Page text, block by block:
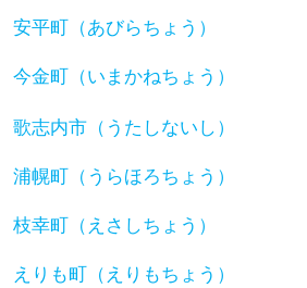
安平町（あびらちょう）
今金町（いまかねちょう）
歌志内市（うたしないし）
浦幌町（うらほろちょう）
枝幸町（えさしちょう）
えりも町（えりもちょう）